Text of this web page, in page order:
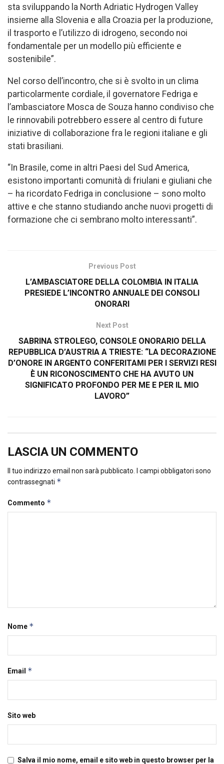
sta sviluppando la North Adriatic Hydrogen Valley
insieme alla Slovenia e alla Croazia per la produzione,
il trasporto e l’utilizzo di idrogeno, secondo noi
fondamentale per un modello più efficiente e
sostenibile”.
Nel corso dell’incontro, che si è svolto in un clima
particolarmente cordiale, il governatore Fedriga e
l’ambasciatore Mosca de Souza hanno condiviso che
le rinnovabili potrebbero essere al centro di future
iniziative di collaborazione fra le regioni italiane e gli
stati brasiliani.
“In Brasile, come in altri Paesi del Sud America,
esistono importanti comunità di friulani e giuliani che
– ha ricordato Fedriga in conclusione – sono molto
attive e che stanno studiando anche nuovi progetti di
formazione che ci sembrano molto interessanti”.
Previous Post
L’AMBASCIATORE DELLA COLOMBIA IN ITALIA
PRESIEDE L’INCONTRO ANNUALE DEI CONSOLI
ONORARI
Next Post
SABRINA STROLEGO, CONSOLE ONORARIO DELLA
REPUBBLICA D’AUSTRIA A TRIESTE: “LA DECORAZIONE
D’ONORE IN ARGENTO CONFERITAMI PER I SERVIZI RESI
È UN RICONOSCIMENTO CHE HA AVUTO UN
SIGNIFICATO PROFONDO PER ME E PER IL MIO
LAVORO”
LASCIA UN COMMENTO
Il tuo indirizzo email non sarà pubblicato.
I campi obbligatori sono
contrassegnati *
Commento *
Nome *
Email *
Sito web
Salva il mio nome, email e sito web in questo browser per la